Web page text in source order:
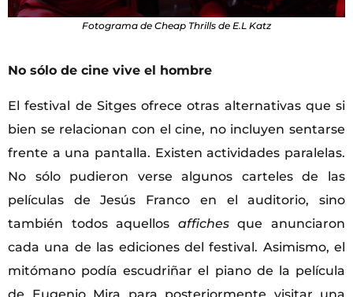
Fotograma de Cheap Thrills de E.L Katz
No sólo de cine vive el hombre
El festival de Sitges ofrece otras alternativas que si
bien se relacionan con el cine, no incluyen sentarse
frente a una pantalla. Existen actividades paralelas.
No sólo pudieron verse algunos carteles de las
películas de Jesús Franco en el auditorio, sino
también todos aquellos affichesque anunciaron
cada una de las ediciones del festival. Asimismo, el
mitómano podía escudriñar el piano de la película
de Eugenio Mira para posteriormente visitar una